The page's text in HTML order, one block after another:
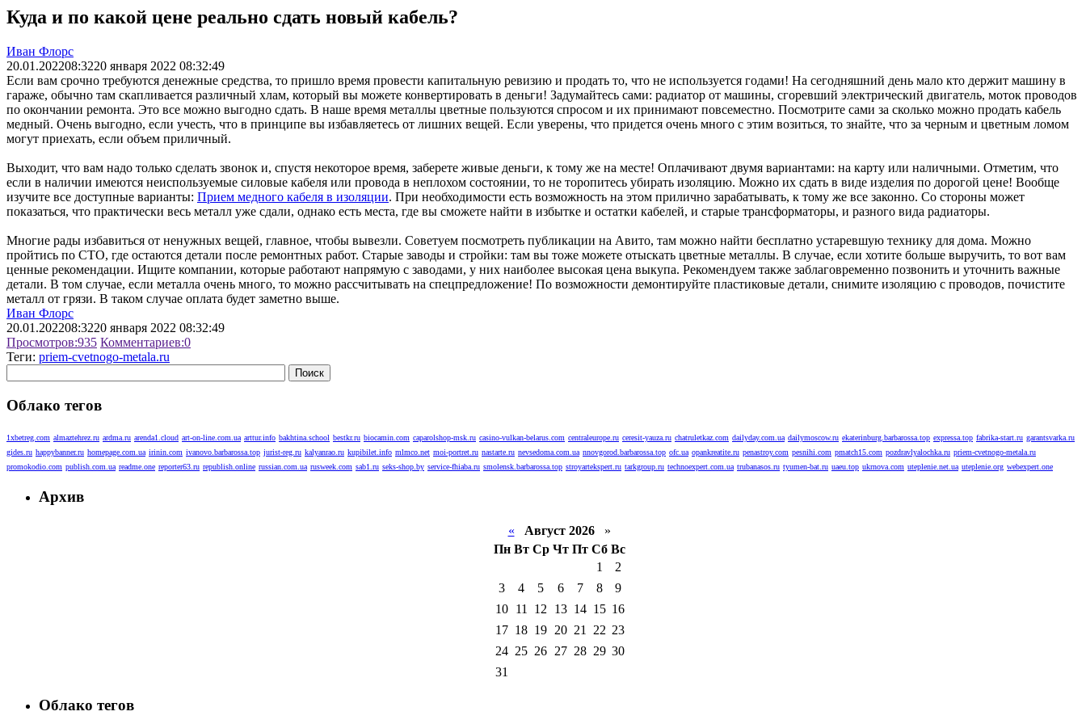
Куда и по какой цене реально сдать новый кабель?
Иван Флорс
20.01.202208:3220 января 2022 08:32:49
Если вам срочно требуются денежные средства, то пришло время провести капитальную ревизию и продать то, что не используется годами! На сегодняшний день мало кто держит машину в
гараже, обычно там скапливается различный хлам, который вы можете конвертировать в деньги! Задумайтесь сами: радиатор от машины, сгоревший электрический двигатель, моток проводов
по окончании ремонта. Это все можно выгодно сдать. В наше время металлы цветные пользуются спросом и их принимают повсеместно. Посмотрите сами за сколько можно продать кабель
медный. Очень выгодно, если учесть, что в принципе вы избавляетесь от лишних вещей. Если уверены, что придется очень много с этим возиться, то знайте, что за черным и цветным ломом
могут приехать, если объем приличный.
Выходит, что вам надо только сделать звонок и, спустя некоторое время, заберете живые деньги, к тому же на месте! Оплачивают двумя вариантами: на карту или наличными. Отметим, что
если в наличии имеются неиспользуемые силовые кабеля или провода в неплохом состоянии, то не торопитесь убирать изоляцию. Можно их сдать в виде изделия по дорогой цене! Вообще
изучите все доступные варианты: Прием медного кабеля в изоляции. При необходимости есть возможность на этом прилично зарабатывать, к тому же все законно. Со стороны может
показаться, что практически весь металл уже сдали, однако есть места, где вы сможете найти в избытке и остатки кабелей, и старые трансформаторы, и разного вида радиаторы.
Многие рады избавиться от ненужных вещей, главное, чтобы вывезли. Советуем посмотреть публикации на Авито, там можно найти бесплатно устаревшую технику для дома. Можно
пройтись по СТО, где остаются детали после ремонтных работ. Старые заводы и стройки: там вы тоже можете отыскать цветные металлы. В случае, если хотите больше выручить, то вот вам
ценные рекомендации. Ищите компании, которые работают напрямую с заводами, у них наиболее высокая цена выкупа. Рекомендуем также заблаговременно позвонить и уточнить важные
детали. В том случае, если металла очень много, то можно рассчитывать на спецпредложение! По возможности демонтируйте пластиковые детали, снимите изоляцию с проводов, почистите
металл от грязи. В таком случае оплата будет заметно выше.
Иван Флорс
20.01.202208:3220 января 2022 08:32:49
Просмотров:935 Комментариев:0
Теги: priem-cvetnogo-metala.ru
Облако тегов
1xbetreg.com almaztehrez.ru ardma.ru arenda1.cloud art-on-line.com.ua arttur.info bakhtina.school bestkr.ru biocamin.com caparolshop-msk.ru casino-vulkan-belarus.com centraleurope.ru ceresit-yauza.ru chatruletkaz.com dailyday.com.ua dailymoscow.ru ekaterinburg.barbarossa.top expressa.top fabrika-start.ru garantsvarka.ru
gides.ru happybanner.ru homepage.com.ua irinin.com ivanovo.barbarossa.top jurist-reg.ru kalyanrao.ru kupibilet.info mlmco.net moi-portret.ru nastarte.ru nevsedoma.com.ua nnovgorod.barbarossa.top ofc.ua opankreatite.ru penastroy.com pesnihi.com pmatch15.com pozdravlyalochka.ru priem-cvetnogo-metala.ru
promokodio.com publish.com.ua readme.one reporter63.ru republish.online russian.com.ua rusweek.com sab1.ru seks-shop.by service-fhiaba.ru smolensk.barbarossa.top stroyartekspert.ru tarkgroup.ru technoexpert.com.ua trubanasos.ru tyumen-bat.ru uaeu.top ukrnova.com uteplenie.net.ua uteplenie.org webexpert.one
Архив
« Август 2026
»
Пн Вт Ср Чт Пт Сб Вс
1
2
3
4 5 6 7 8
9
10 11 12 13 14 15 16
17 18 19 20 21 22 23
24 25 26 27 28 29 30
31
Облако тегов